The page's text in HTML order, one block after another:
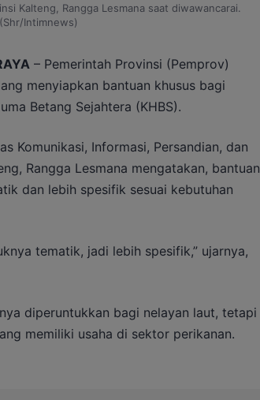
Kalteng, Rangga Lesmana saat diwawancarai.
(Shr/Intimnews)
– Pemerintah Provinsi (Pemprov)
menyiapkan bantuan khusus bagi
Betang Sejahtera (KHBS).
Komunikasi, Informasi, Persandian, dan
Rangga Lesmana mengatakan, bantuan
dan lebih spesifik sesuai kebutuhan
tematik, jadi lebih spesifik,” ujarnya,
diperuntukkan bagi nelayan laut, tetapi
memiliki usaha di sektor perikanan.